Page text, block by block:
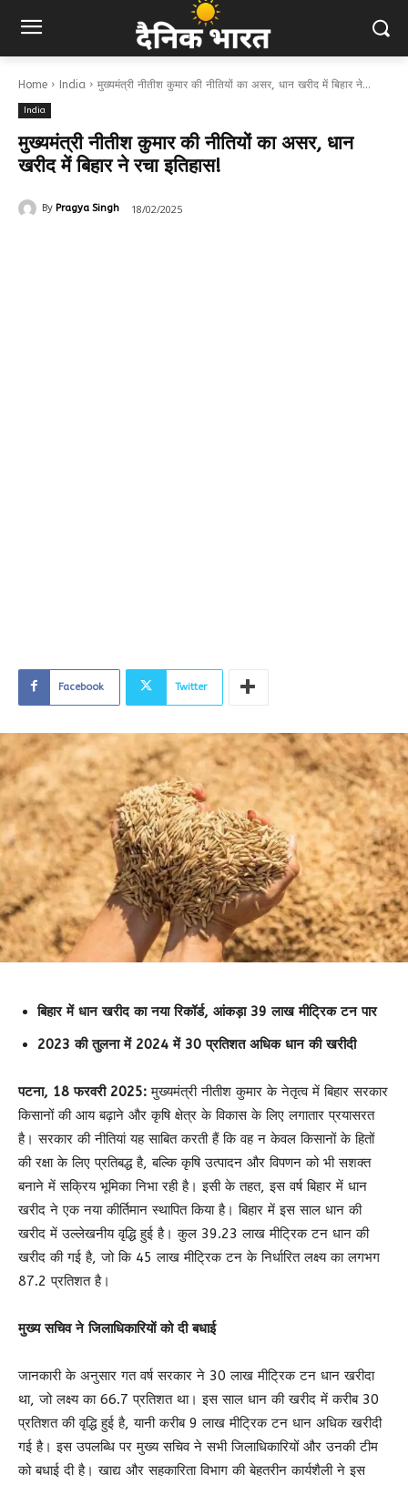
Home India मुख्यमंत्री नीतीश कुमार की नीतियों का असर, धान खरीद में बिहार ने...
India
मुख्यमंत्री नीतीश कुमार की नीतियों का असर, धान
खरीद में बिहार ने रचा इतिहास!
By Pragya Singh 18/02/2025
Facebook Twitter
बिहार में धान खरीद का नया रिकॉर्ड, आंकड़ा 39 लाख मीट्रिक टन पार
2023 की तुलना में 2024 में 30 प्रतिशत अधिक धान की खरीदी
पटना, 18 फरवरी 2025: मुख्यमंत्री नीतीश कुमार के नेतृत्व में बिहार सरकार
किसानों की आय बढ़ाने और कृषि क्षेत्र के विकास के लिए लगातार प्रयासरत
है। सरकार की नीतियां यह साबित करती हैं कि वह न केवल किसानों के हितों
की रक्षा के लिए प्रतिबद्ध है, बल्कि कृषि उत्पादन और विपणन को भी सशक्त
बनाने में सक्रिय भूमिका निभा रही है। इसी के तहत, इस वर्ष बिहार में धान
खरीद ने एक नया कीर्तिमान स्थापित किया है। बिहार में इस साल धान की
खरीद में उल्लेखनीय वृद्धि हुई है। कुल 39.23 लाख मीट्रिक टन धान की
खरीद की गई है, जो कि 45 लाख मीट्रिक टन के निर्धारित लक्ष्य का लगभग
87.2 प्रतिशत है।
मुख्य सचिव ने जिलाधिकारियों को दी बधाई
जानकारी के अनुसार गत वर्ष सरकार ने 30 लाख मीट्रिक टन धान खरीदा
था, जो लक्ष्य का 66.7 प्रतिशत था। इस साल धान की खरीद में करीब 30
प्रतिशत की वृद्धि हुई है, यानी करीब 9 लाख मीट्रिक टन धान अधिक खरीदी
गई है। इस उपलब्धि पर मुख्य सचिव ने सभी जिलाधिकारियों और उनकी टीम
को बधाई दी है। खाद्य और सहकारिता विभाग की बेहतरीन कार्यशैली ने इस